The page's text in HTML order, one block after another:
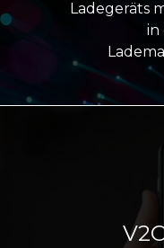
Ladegeräts
in